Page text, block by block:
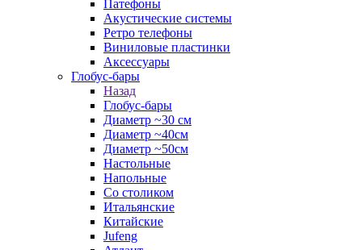
Патефоны
Акустические системы
Ретро телефоны
Виниловые пластинки
Аксессуары
Глобус-бары
Назад
Глобус-бары
Диаметр ~30 см
Диаметр ~40см
Диаметр ~50см
Настольные
Напольные
Со столиком
Итальянские
Китайские
Jufeng